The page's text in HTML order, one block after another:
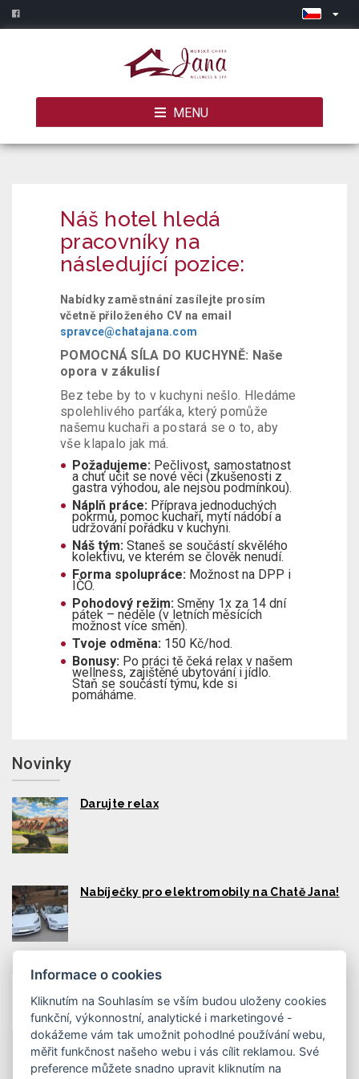
MENU
Náš hotel hledá
pracovníky na
následující pozice:
Nabídky zaměstnání zasílejte prosím
včetně přiloženého CV na email
spravce@chatajana.com
POMOCNÁ SÍLA DO KUCHYNĚ: Naše
opora v zákulisí
Bez tebe by to v kuchyni nešlo. Hledáme
spolehlivého parťáka, který pomůže
našemu kuchaři a postará se o to, aby
vše klapalo jak má.
Požadujeme: Pečlivost, samostatnost
a chuť učit se nové věci (zkušenosti z
gastra výhodou, ale nejsou podmínkou).
Náplň práce: Příprava jednoduchých
pokrmů, pomoc kuchaři, mytí nádobí a
udržování pořádku v kuchyni.
Náš tým: Staneš se součástí skvělého
kolektivu, ve kterém se člověk nenudí.
Forma spolupráce: Možnost na DPP i
IČO.
Pohodový režim: Směny 1x za 14 dní
pátek – neděle (v letních měsících
možnost více směn).
Tvoje odměna: 150 Kč/hod.
Bonusy: Po práci tě čeká relax v našem
wellness, zajištěné ubytování i jídlo.
Staň se součástí týmu, kde si
pomáháme.
Novinky
Darujte relax
Nabíječky pro elektromobily na Chatě Jana!
Qerko v restauraci, qerko na pokojích
Informace o cookies
Kliknutím na Souhlasím se vším budou uloženy cookies
funkční, výkonnostní, analytické i marketingové -
dokážeme vám tak umožnit pohodlné používání webu,
měřit funkčnost našeho webu i vás cílit reklamou. Své
preference můžete snadno upravit kliknutím na